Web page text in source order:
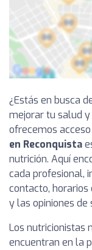
¿Estás en busca
mejorar tu salud
ofrecemos
en Reconquista
nutrición. Aquí
cada profesional,
contacto, horarios
y las opiniones de
Los nutricionistas
encuentran en la